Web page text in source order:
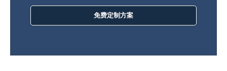
免费定制方案